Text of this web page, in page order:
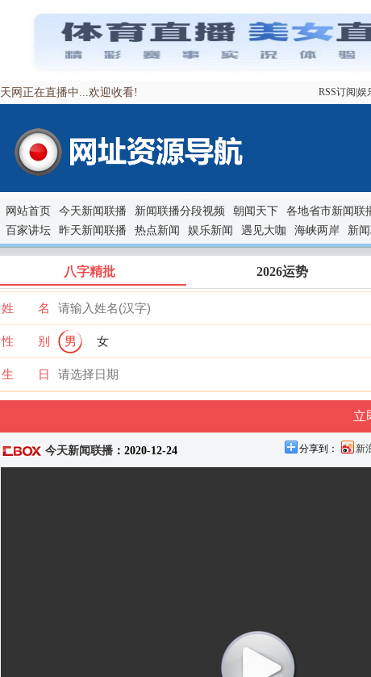
天网正在直播中...欢迎收看! RSS订阅 娱
网站首页 今天新闻联播 新闻联播分段视频 朝闻天下 各地省市新闻联
百家讲坛
昨天新闻联播 热点新闻 娱乐新闻 遇见大咖 海峡两岸 新
八字精批 2026运势
姓 名
性 别 男 女
生 日
今天新闻联播 ：2020-12-24 分享到： 新